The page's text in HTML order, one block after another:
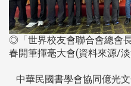
◎「世界校友會聯合會總會
春開筆揮毫大會(資料來源/
中華民國書學會協同億光